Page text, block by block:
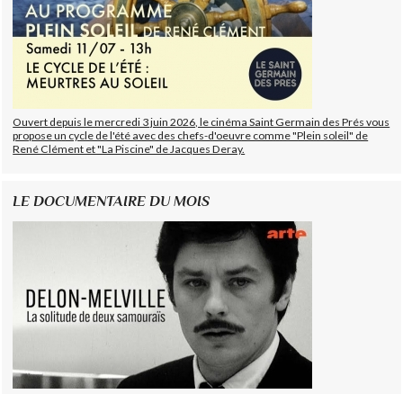
Ouvert depuis le mercredi 3 juin 2026, le cinéma Saint Germain des Prés vous
propose un cycle de l'été avec des chefs-d'oeuvre comme "Plein soleil" de
René Clément et "La Piscine" de Jacques Deray.
LE DOCUMENTAIRE DU MOIS